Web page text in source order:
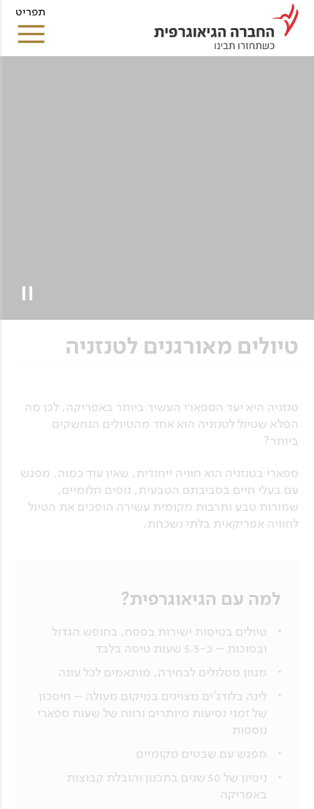
תפריט
טיולים מאורגנים לטנזניה
טנזניה היא יעד הספארי העשיר ביותר באפריקה, לכן מה
הפלא שטיול לטנזניה הוא אחד מהטיולים הנחשקים
ביותר?
ספארי בטנזניה הוא חוויה ייחודית, שאין עוד כמוה. מפגש
עם בעלי חיים בסביבתם הטבעית, נופים חלומיים,
שמורות טבע ותרבות מקומית עשירה הופכים את הטיול
לחוויה אפריקאית בלתי נשכחת.
למה עם הגיאוגרפית?
טיולים בטיסות ישירות בפסח, בחופש הגדול
ובסוכות – כ-5.5 שעות טיסה בלבד
מגוון מסלולים לבחירה, מותאמים לכל עונה
לינה בלודג’ים מצוינים במיקום מעולה – חיסכון
של זמני נסיעות מיותרים ורווח של שעות ספארי
נוספות
מפגש עם שבטים מקומיים
ניסיון של 50 שנים בתכנון והובלת קבוצות
באפריקה